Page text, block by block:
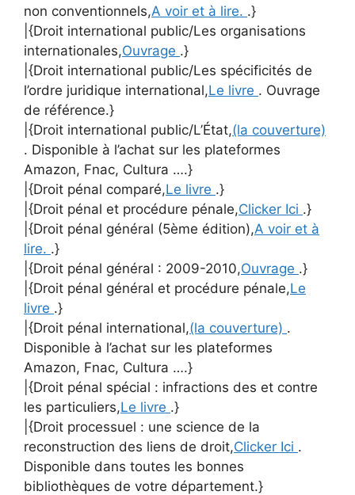
non conventionnels,A voir et à lire. .}
|{Droit international public/Les organisations
internationales,Ouvrage .}
|{Droit international public/Les spécificités de
l’ordre juridique international,Le livre . Ouvrage
de référence.}
|{Droit international public/L’État,(la couverture)
. Disponible à l’achat sur les plateformes
Amazon, Fnac, Cultura ….}
|{Droit pénal comparé,Le livre .}
|{Droit pénal et procédure pénale,Clicker Ici .}
|{Droit pénal général (5ème édition),A voir et à
lire. .}
|{Droit pénal général : 2009-2010,Ouvrage .}
|{Droit pénal général et procédure pénale,Le
livre .}
|{Droit pénal international,(la couverture) .
Disponible à l’achat sur les plateformes
Amazon, Fnac, Cultura ….}
|{Droit pénal spécial : infractions des et contre
les particuliers,Le livre .}
|{Droit processuel : une science de la
reconstruction des liens de droit,Clicker Ici .
Disponible dans toutes les bonnes
bibliothèques de votre département.}